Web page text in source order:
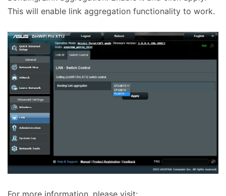
This will enable link aggregation functionality to work.